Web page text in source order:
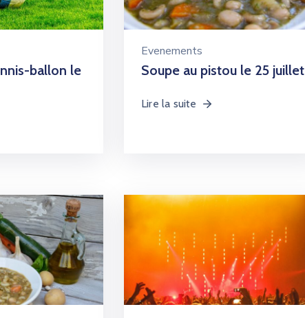
ballon le
Evenements
Soupe au pistou le 25 juillet
Lire la suite